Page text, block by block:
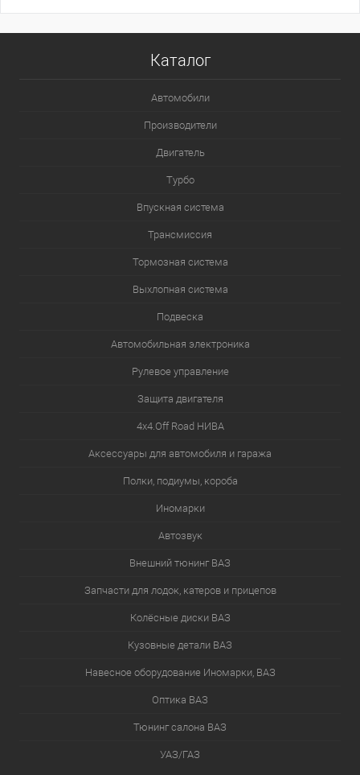
Каталог
Автомобили
Производители
Двигатель
Турбо
Впускная система
Трансмиссия
Тормозная система
Выхлопная система
Подвеска
Автомобильная электроника
Рулевое управление
Защита двигателя
4х4.Off Road НИВА
Аксессуары для автомобиля и гаража
Полки, подиумы, короба
Иномарки
Автозвук
Внешний тюнинг ВАЗ
Запчасти для лодок, катеров и прицепов
Колёсные диски ВАЗ
Кузовные детали ВАЗ
Навесное оборудование Иномарки, ВАЗ
Оптика ВАЗ
Тюнинг салона ВАЗ
УАЗ/ГАЗ